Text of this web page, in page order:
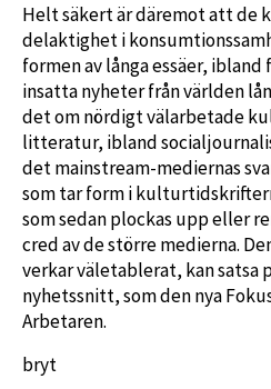
Helt säkert är däremot att de
delaktighet i
formen av långa essäer,
insatta nyheter från världen
det om nördigt välarbetade
litteratur, ibland
det mainstream-mediernas
som tar form i
som sedan plockas upp eller
cred av de större medierna.
verkar väletablerat, kan satsa
nyhetssnitt, som den nya
Arbetaren.
bryt